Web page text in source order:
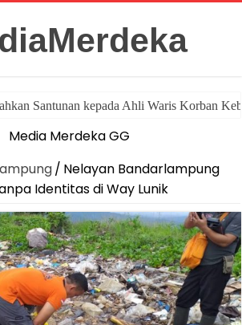
Santunan kepada Ahli Waris Korban
/ Nelayan Bandarlampung
Identitas di Way Lunik